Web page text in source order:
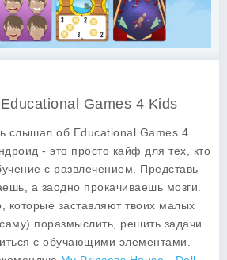
Games 4 Kids
слышал об Educational Games 4
- это просто кайф для тех, кто
с развлечением. Представь
а заодно прокачиваешь мозги.
которые заставляют твоих малых
поразмыслить, решить задачи
с обучающими элементами.